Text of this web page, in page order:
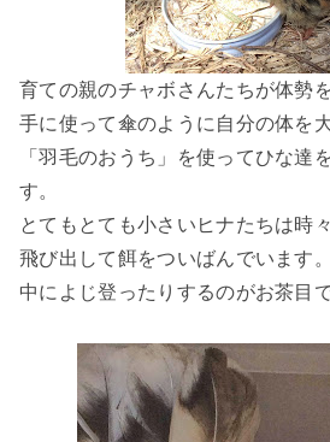
育ての親のチャボさんたちが体勢
手に使って傘のように自分の体を
「羽毛のおうち」を使ってひな達
す。
とてもとても小さいヒナたちは時
飛び出して餌をついばんでいます
中によじ登ったりするのがお茶目で